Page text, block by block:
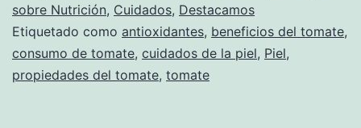
sobre Nutrición, Cuidados, Destacamos
Etiquetado como antioxidantes, beneficios del tomate,
consumo de tomate, cuidados de la piel, Piel,
propiedades del tomate, tomate